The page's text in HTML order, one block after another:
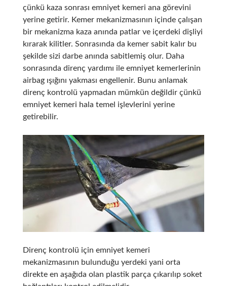
çünkü kaza sonrası emniyet kemeri ana görevini
yerine getirir. Kemer mekanizmasının içinde çalışan
bir mekanizma kaza anında patlar ve içerdeki dişliyi
kırarak kilitler. Sonrasında da kemer sabit kalır bu
şekilde sizi darbe anında sabitlemiş olur. Daha
sonrasında direnç yardımı ile emniyet kemerlerinin
airbag ışığını yakması engellenir. Bunu anlamak
direnç kontrolü yapmadan mümkün değildir çünkü
emniyet kemeri hala temel işlevlerini yerine
getirebilir.
Direnç kontrolü için emniyet kemeri
mekanizmasının bulunduğu yerdeki yani orta
direkte en aşağıda olan plastik parça çıkarılıp soket